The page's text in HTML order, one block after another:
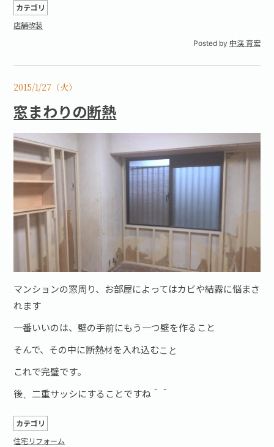
カテゴリ
店舗改装
Posted by 中渓 育宏
2015/1/27（火）
窓まわりの断熱
マンションの窓周り、お部屋によってはカビや結露に悩まさ
れます
一番いいのは、壁の手前にもう一つ壁を作ること
そんで、その中に断熱材を入れ込むこと
これで完璧です。
後、二重サッシにすることですね＾＾
カテゴリ
住宅リフォーム